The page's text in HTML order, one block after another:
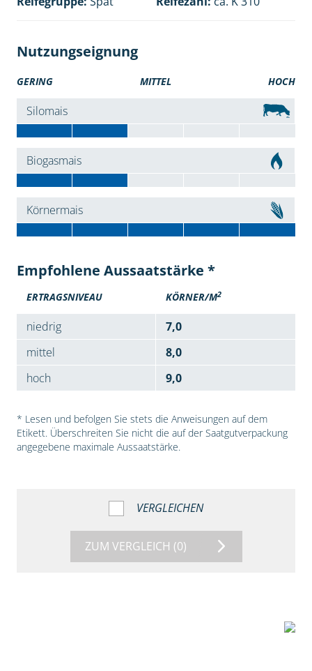
Nutzungseignung
GERING MITTEL HOCH
Silomais
Biogasmais
Körnermais
Empfohlene Aussaatstärke *
ERTRAGSNIVEAU KÖRNER/M2
niedrig
7,0
mittel
8,0
hoch
9,0
* Lesen und befolgen Sie stets die Anweisungen auf dem
Etikett. Überschreiten Sie nicht die auf der Saatgutverpackung
angegebene maximale Aussaatstärke.
VERGLEICHEN
ZUM VERGLEICH (0)